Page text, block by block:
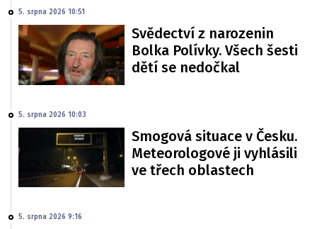
5. srpna 2026 10:51
Svědectví z narozenin
Bolka Polívky. Všech šesti
dětí se nedočkal
5. srpna 2026 10:03
Smogová situace v Česku.
Meteorologové ji vyhlásili
ve třech oblastech
5. srpna 2026 9:16